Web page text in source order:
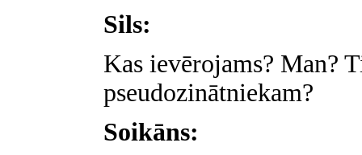
Sils:
Kas ievērojams? Man?
pseudozinātniekam?
Soikāns: